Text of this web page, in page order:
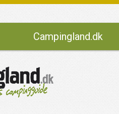
Campingland.dk